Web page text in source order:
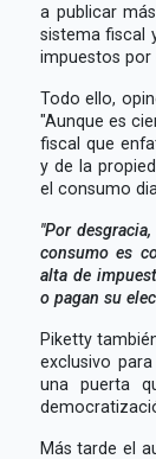
a publicar
sistema fiscal
impuestos por
Todo ello,
"Aunque es
fiscal que
y de la
el consumo
"Por
consumo es
alta de
o pagan su
Piketty
exclusivo
una puerta
Más tarde el